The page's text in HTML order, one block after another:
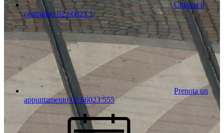
Chiama il
centralino 02 66023 1
Prenota un
appuntamento 02 66023 555